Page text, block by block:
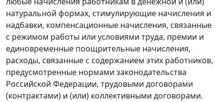
натуральной формах, стимулирующие начисления и
надбавки, компенсационные начисления, связанные
с режимом работы или условиями труда, премии и
единовременные поощрительные начисления,
расходы, связанные с содержанием этих работников,
предусмотренные нормами законодательства
Российской Федерации, трудовыми договорами
(контрактами) и (или) коллективными договорами.